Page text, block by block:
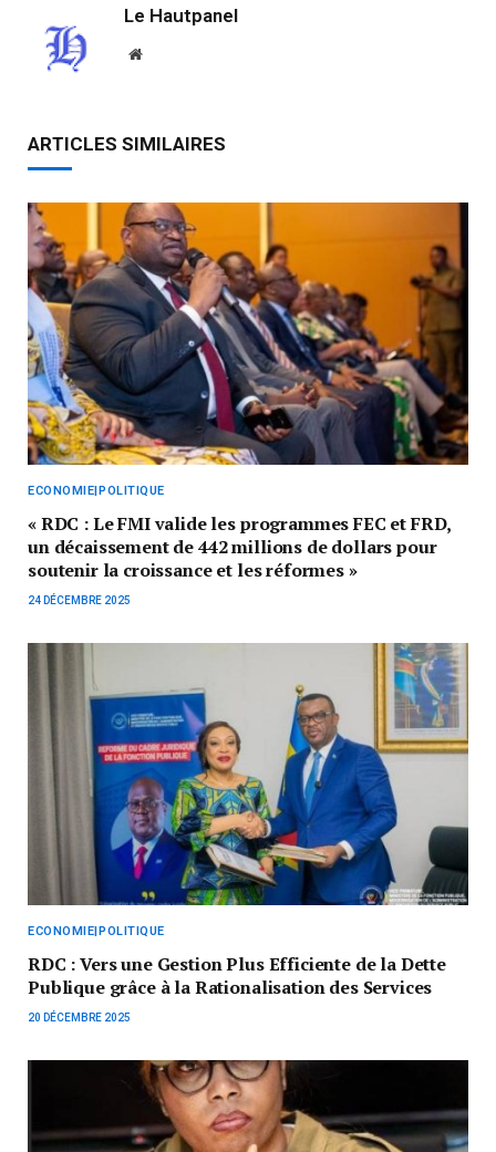
Le Hautpanel
Website
ARTICLES SIMILAIRES
ECONOMIE|POLITIQUE
« RDC : Le FMI valide les programmes FEC et FRD,
un décaissement de 442 millions de dollars pour
soutenir la croissance et les réformes »
24 DÉCEMBRE 2025
ECONOMIE|POLITIQUE
RDC : Vers une Gestion Plus Efficiente de la Dette
Publique grâce à la Rationalisation des Services
20 DÉCEMBRE 2025